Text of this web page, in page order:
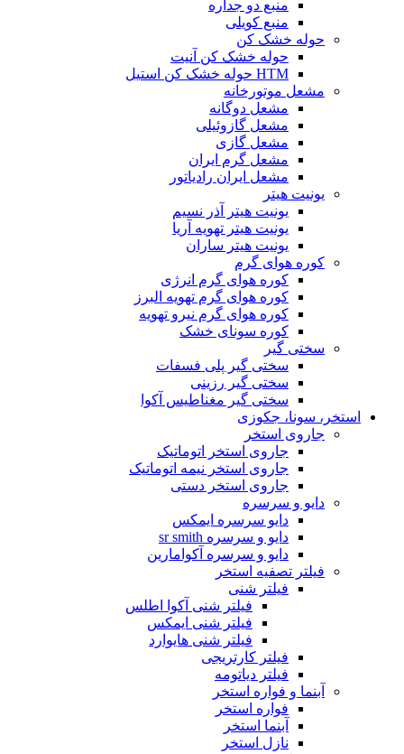
منبع دو جداره
منبع کویلی
حوله خشک کن
حوله خشک کن آنیت
HTM حوله خشک کن استیل
مشعل موتورخانه
مشعل دوگانه
مشعل گازوئیلی
مشعل گازی
مشعل گرم ایران
مشعل ایران رادیاتور
یونیت هیتر
یونیت هیتر آذر نسیم
یونیت هیتر تهویه آریا
یونیت هیتر ساران
کوره هوای گرم
کوره هوای گرم انرژی
کوره هوای گرم تهویه البرز
کوره هوای گرم نیرو تهویه
کوره سونای خشک
سختی گیر
سختی گیر پلی فسفات
سختی گیر رزینی
سختی گیر مغناطیس آکوا
استخر، سونا، جکوزی
جاروی استخر
جاروی استخر اتوماتیک
جاروی استخر نیمه اتوماتیک
جاروی استخر دستی
دایو و سرسره
دایو سرسره ایمکس
دایو و سرسره sr smith
دایو و سرسره آکوامارین
فیلتر تصفیه استخر
فیلتر شنی
فیلتر شنی آکوا اطلس
فیلتر شنی ایمکس
فیلتر شنی هایوارد
فیلتر کارتریجی
فیلتر دیاتومه
آبنما و فواره استخر
فواره استخر
آبنما استخر
نازل استخر